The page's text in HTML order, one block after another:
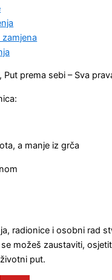
zamjena
prema sebi – Sva
a manje iz grča
radionice i osobni rad
možeš zaustaviti,
put.